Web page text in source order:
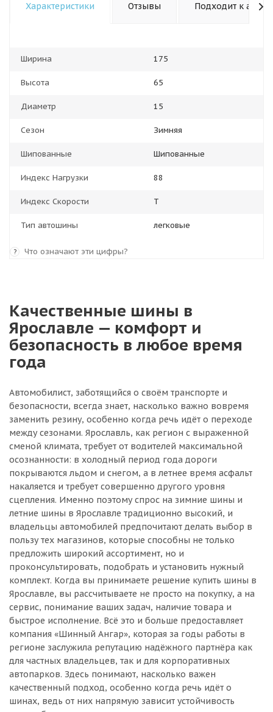
Характеристики Отзывы Подходит к авто
Ширина 175
Высота 65
Диаметр 15
Сезон Зимняя
Шипованные Шипованные
Индекс Нагрузки 88
Индекс Скорости T
Тип автошины легковые
? Что означают эти цифры?
Качественные шины в
Ярославле — комфорт и
безопасность в любое время
года
Автомобилист, заботящийся о своём транспорте и
безопасности, всегда знает, насколько важно вовремя
заменить резину, особенно когда речь идёт о переходе
между сезонами. Ярославль, как регион с выраженной
сменой климата, требует от водителей максимальной
осознанности: в холодный период года дороги
покрываются льдом и снегом, а в летнее время асфальт
накаляется и требует совершенно другого уровня
сцепления. Именно поэтому спрос на зимние шины и
летние шины в Ярославле традиционно высокий, и
владельцы автомобилей предпочитают делать выбор в
пользу тех магазинов, которые способны не только
предложить широкий ассортимент, но и
проконсультировать, подобрать и установить нужный
комплект. Когда вы принимаете решение купить шины в
Ярославле, вы рассчитываете не просто на покупку, а на
сервис, понимание ваших задач, наличие товара и
быстрое исполнение. Всё это и больше предоставляет
компания «Шинный Ангар», которая за годы работы в
регионе заслужила репутацию надёжного партнёра как
для частных владельцев, так и для корпоративных
автопарков. Здесь понимают, насколько важен
качественный подход, особенно когда речь идёт о
шинах, ведь от них напрямую зависит устойчивость